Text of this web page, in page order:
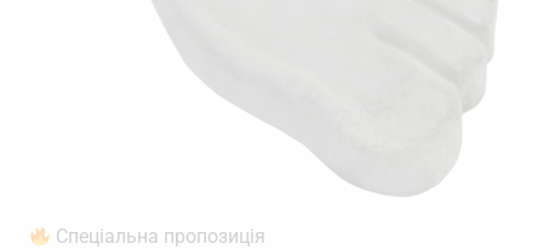
Спеціальна пропозиція